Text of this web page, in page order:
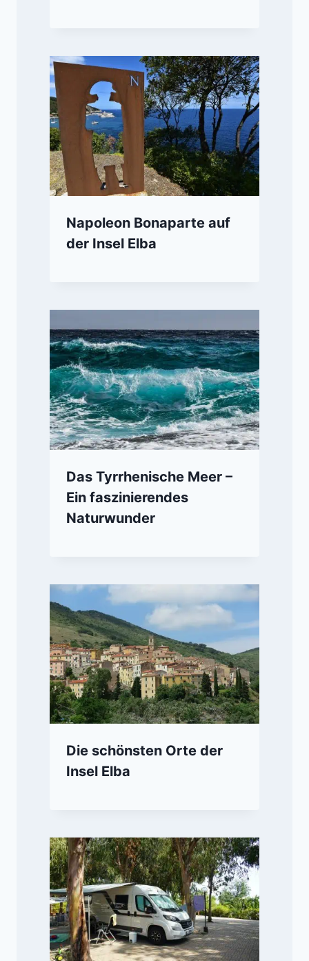
Napoleon Bonaparte auf
der Insel Elba
Das Tyrrhenische Meer –
Ein faszinierendes
Naturwunder
Die schönsten Orte der
Insel Elba